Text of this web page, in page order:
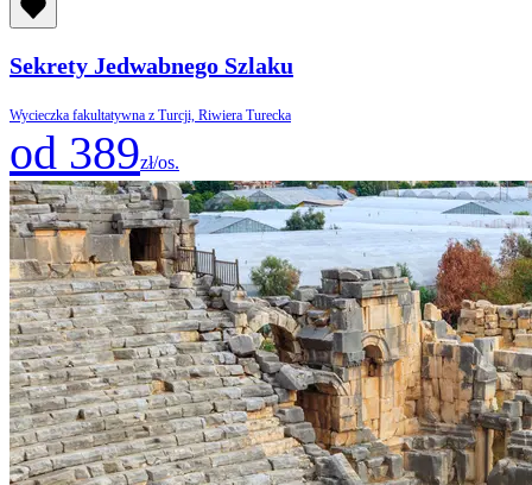
Sekrety Jedwabnego Szlaku
Wycieczka fakultatywna z Turcji, Riwiera Turecka
od 389zł/os.